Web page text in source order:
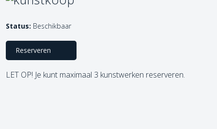
Status: Beschikbaar
Reserveren
LET OP! Je kunt maximaal 3 kunstwerken reserveren.